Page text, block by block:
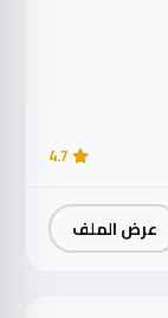
4.7
عرض الملف